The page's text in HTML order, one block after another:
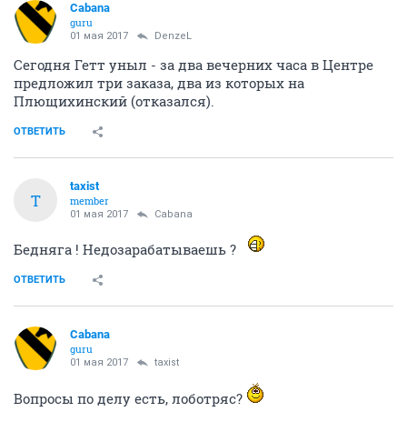
Cabana
guru
01 мая 2017 DenzeL
Сегодня Гетт уныл - за два вечерних часа в Центре
предложил три заказа, два из которых на
Плющихинский (отказался).
ОТВЕТИТЬ
T
taxist
member
01 мая 2017 Cabana
Бедняга ! Недозарабатываешь ?
ОТВЕТИТЬ
Cabana
guru
01 мая 2017 taxist
Вопросы по делу есть, лоботряс?